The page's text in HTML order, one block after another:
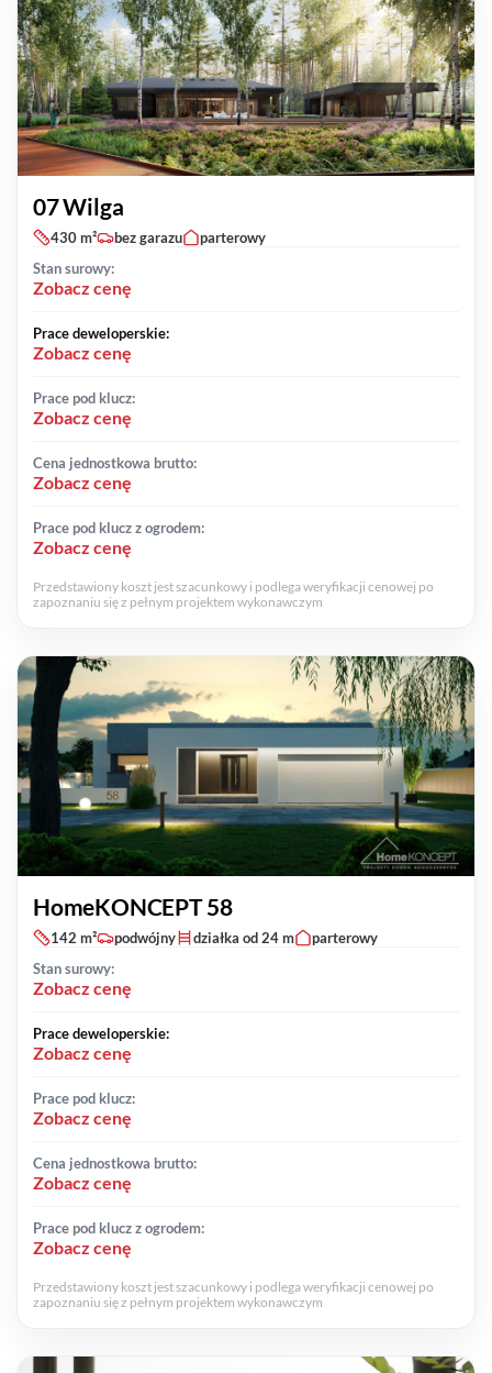
07 Wilga
430 m² bez garazu
parterowy
Stan surowy:
Zobacz cenę
Prace deweloperskie:
Zobacz cenę
Prace pod klucz:
Zobacz cenę
Cena jednostkowa brutto:
Zobacz cenę
Prace pod klucz z ogrodem:
Zobacz cenę
Przedstawiony koszt jest szacunkowy i podlega weryfikacji cenowej po
zapoznaniu się z pełnym projektem wykonawczym
HomeKONCEPT 58
142 m² podwójny działka od 24 m
parterowy
Stan surowy:
Zobacz cenę
Prace deweloperskie:
Zobacz cenę
Prace pod klucz:
Zobacz cenę
Cena jednostkowa brutto:
Zobacz cenę
Prace pod klucz z ogrodem:
Zobacz cenę
Przedstawiony koszt jest szacunkowy i podlega weryfikacji cenowej po
zapoznaniu się z pełnym projektem wykonawczym